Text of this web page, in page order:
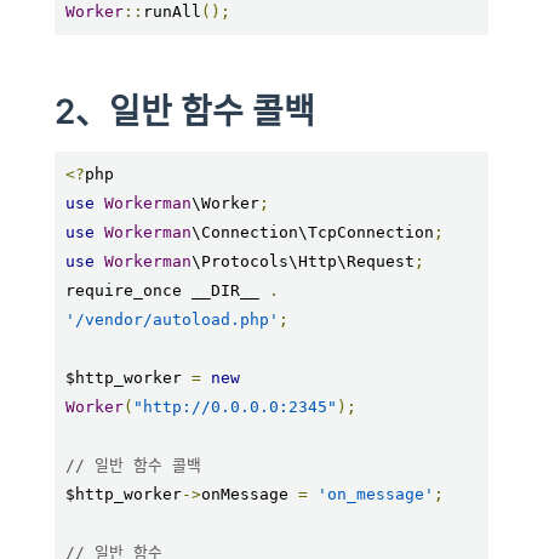
Worker:: runAll ();
2、일반 함수 콜백
<?
use Workerman\Worker;
use Workerman\Connection\TcpConnection ;
use Workerman\Protocols\Http\Request ;
require_once __DIR__
.
'/vendor/autoload.php' ;
$http_worker =
new
Worker( "http://0.0.0.0:2345" );
// 일반 함수 콜백
$http_worker->onMessage = 'on_message' ;
// 일반 함수